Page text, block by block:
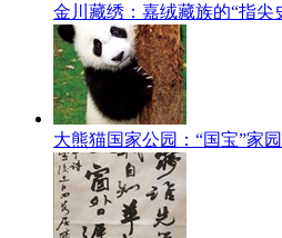
金川藏绣：嘉绒藏族的“指尖
大熊猫国家公园：“国宝”家